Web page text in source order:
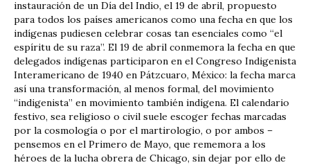
instauración de un Día del Indio, el 19 de abril, propuesto
para todos los países americanos como una fecha en que los
indígenas pudiesen celebrar cosas tan esenciales como “el
espíritu de su raza”. El 19 de abril conmemora la fecha en que
delegados indígenas participaron en el Congreso Indigenista
Interamericano de 1940 en Pátzcuaro, México: la fecha marca
así una transformación, al menos formal, del movimiento
“indigenista” en movimiento también indígena. El calendario
festivo, sea religioso o civil suele escoger fechas marcadas
por la cosmología o por el martirologio, o por ambos –
pensemos en el Primero de Mayo, que rememora a los
héroes de la lucha obrera de Chicago, sin dejar por ello de